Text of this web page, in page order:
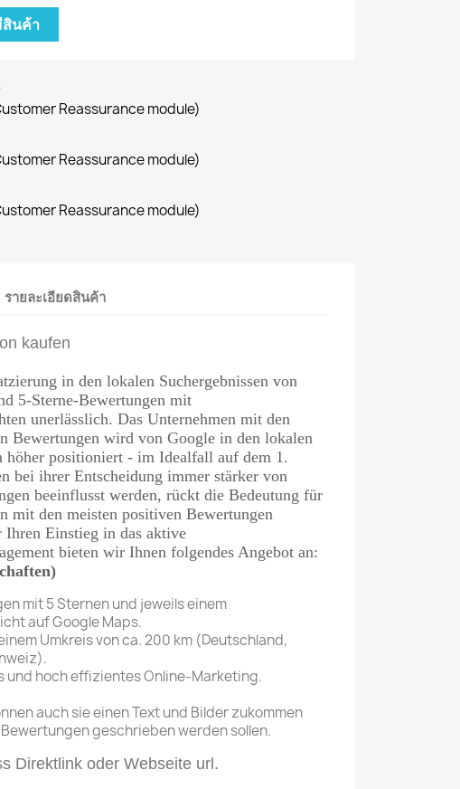
สินค้า
Reassurance module)
Reassurance module)
Reassurance module)
รายละเอียดสินค้า
kaufen
in den lokalen Suchergebnissen von
5-Sterne-Bewertungen mit
unerlässlich. Das Unternehmen mit den
Bewertungen wird von Google in den lokalen
höher positioniert - im Idealfall auf dem 1.
bei ihrer Entscheidung immer stärker von
beeinflusst werden, rückt die Bedeutung für
mit den meisten positiven Bewertungen
Ihren Einstieg in das aktive
bieten wir Ihnen folgendes Angebot an:
mit 5 Sternen und jeweils einem
auf Google Maps.
Umkreis von ca. 200 km (Deutschland,
und hoch effizientes Online-Marketing.
auch sie einen Text und Bilder zukommen
geschrieben werden sollen.
Direktlink oder Webseite url.